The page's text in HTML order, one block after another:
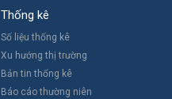
Thống kê
Số liệu thống kê
Xu hướng thị trường
Bản tin thống kê
Báo cáo thường niên